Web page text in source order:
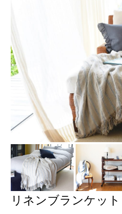
リネンブランケット